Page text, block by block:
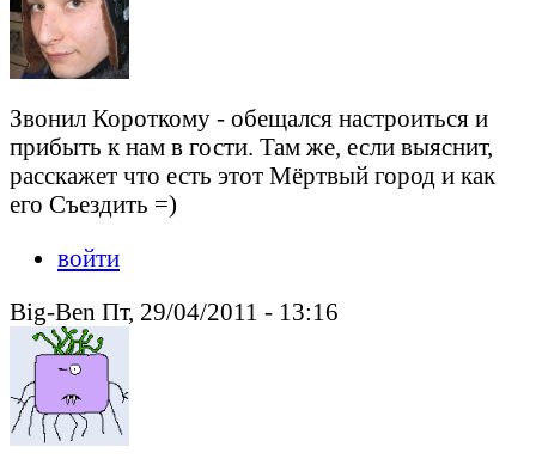
Звонил Короткому - обещался настроиться и
прибыть к нам в гости. Там же, если выяснит,
расскажет что есть этот Мёртвый город и как
его Съездить =)
войти
Big-Ben Пт, 29/04/2011 - 13:16